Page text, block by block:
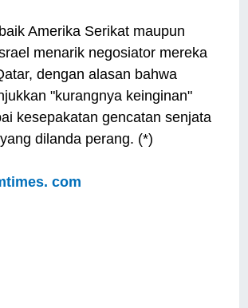
Amerika Serikat maupun
menarik negosiator mereka
dengan alasan bahwa
"kurangnya keinginan"
kesepakatan gencatan senjata
dilanda perang. (*)
com